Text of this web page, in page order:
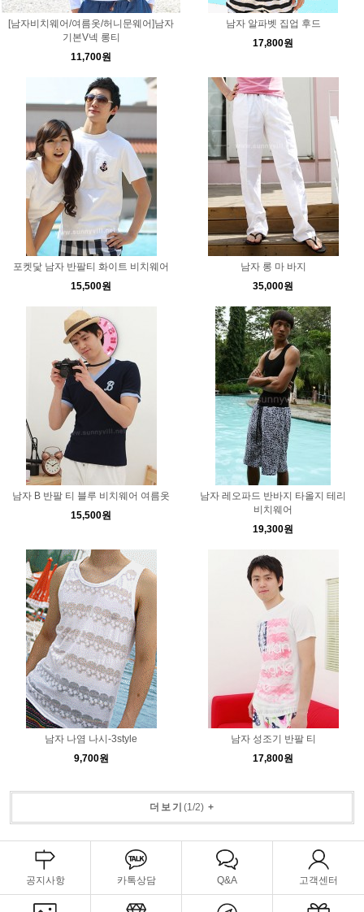
[남자비치웨어/여름옷/허니문웨어]남자
기본V넥 롱티
11,700원
남자 알파벳 집업 후드
17,800원
포켓닻 남자 반팔티 화이트 비치웨어
15,500원
남자 롱 마 바지
35,000원
남자 B 반팔 티 블루 비치웨어 여름옷
15,500원
남자 레오파드 반바지 타올지 테리
비치웨어
19,300원
남자 나염 나시-3style
9,700원
남자 성조기 반팔 티
17,800원
더보기 (1/2)+
공지사항 카톡상담 Q&A 고객센터